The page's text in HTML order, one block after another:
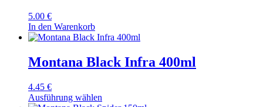
5.00 €
In den Warenkorb
Montana Black Infra 400ml
4.45 €
Ausführung wählen